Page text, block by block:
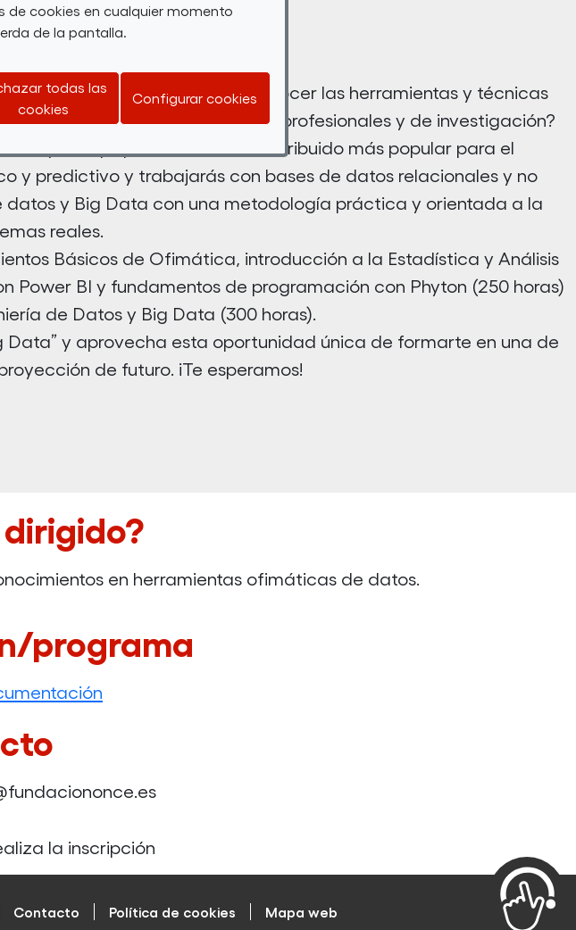
de cookies en cualquier momento
de la pantalla.
todas las
cookies
Configurar cookies
de datos? ¿Quieres conocer las herramientas y técnicas
de datos a diferentes ámbitos profesionales y de investigación?
Python y Spark, el sistema distribuido más popular para el
y predictivo y trabajarás con bases de datos relacionales y no
datos y Big Data con una metodología práctica y orientada a la
reales.
Básicos de Ofimática, introducción a la Estadística y Análisis
Power BI y fundamentos de programación con Phyton (250 horas)
de Datos y Big Data (300 horas).
y aprovecha esta oportunidad única de formarte en una de
de futuro. ¡Te esperamos!
en herramientas ofimáticas de datos.
programa
la inscripción
Contacto Política de cookies Mapa web